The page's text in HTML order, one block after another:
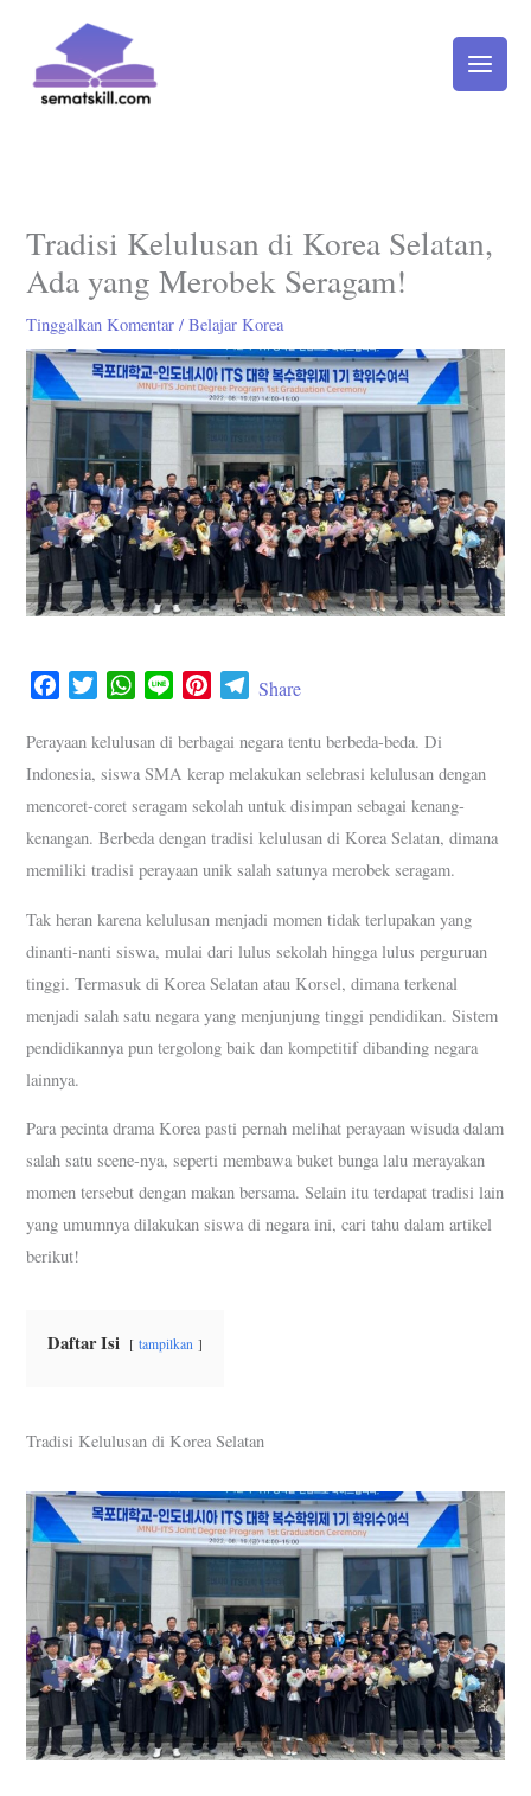
konten
Tradisi Kelulusan di Korea Selatan,
Ada yang Merobek Seragam!
Tinggalkan Komentar /Belajar Korea
c
e
b
o
k
i
t
t
e
W
a
t
s
A
p
n
e
n
t
e
s
t
T
l
e
g
r
m
Share
Perayaan kelulusan di berbagai negara tentu berbeda-beda. Di
Indonesia, siswa SMA kerap melakukan selebrasi kelulusan dengan
mencoret-coret seragam sekolah untuk disimpan sebagai kenang-
kenangan. Berbeda dengan tradisi kelulusan di Korea Selatan, dimana
memiliki tradisi perayaan unik salah satunya merobek seragam.
Tak heran karena kelulusan menjadi momen tidak terlupakan yang
dinanti-nanti siswa, mulai dari lulus sekolah hingga lulus perguruan
tinggi. Termasuk di Korea Selatan atau Korsel, dimana terkenal
menjadi salah satu negara yang menjunjung tinggi pendidikan. Sistem
pendidikannya pun tergolong baik dan kompetitif dibanding negara
lainnya.
Para pecinta drama Korea pasti pernah melihat perayaan wisuda dalam
salah satu scene-nya, seperti membawa buket bunga lalu merayakan
momen tersebut dengan makan bersama. Selain itu terdapat tradisi lain
yang umumnya dilakukan siswa di negara ini, cari tahu dalam artikel
berikut!
Daftar Isi tampilkan
Tradisi Kelulusan di Korea Selatan